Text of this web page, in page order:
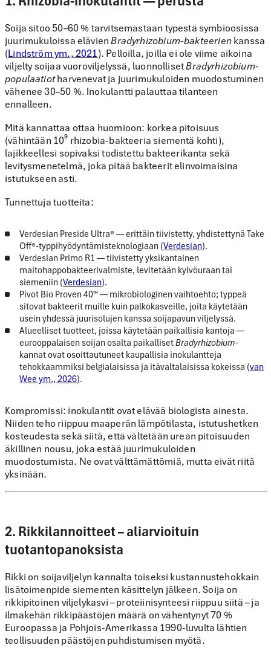
Soija sitoo 50–60 % tarvitsemastaan typestä symbioosissa
juurimukuloissa elävienBradyrhizobium-bakteerienkanssa
(Lindström ym., 2021). Pelloilla, joilla ei ole viime aikoina
viljelty soijaa vuoroviljelyssä, luonnollisetBradyrhizobium-
populaatiotharvenevat ja juurimukuloiden muodostuminen
vähenee 30–50 %. Inokulantti palauttaa tilanteen
ennalleen.
Mitä kannattaa ottaa huomioon: korkea pitoisuus
(vähintään 10⁹ rhizobia-bakteeria siementä kohti),
lajikkeellesi sopivaksi todistettu bakteerikanta sekä
levitysmenetelmä, joka pitää bakteerit elinvoimaisina
istutukseen asti.
Tunnettuja tuotteita:
Verdesian Preside Ultra® — erittäin tiivistetty, yhdistettynä Take
Off®-typpihyödyntämisteknologiaan (Verdesian).
Verdesian Primo R1 — tiivistetty yksikantainen
maitohappobakteerivalmiste, levitetään kylvöuraan tai
siemeniin (Verdesian).
Pivot Bio Proven 40™— mikrobiologinen vaihtoehto; typpeä
sitovat bakteerit muille kuin palkokasveille, joita käytetään
usein yhdessä juurisolujen kanssa soijapavun viljelyssä.
Alueelliset tuotteet, joissa käytetään paikallisia kantoja —
eurooppalaisen soijan osalta paikallisetBradyrhizobium-
kannat ovat osoittautuneet kaupallisia inokulantteja
tehokkaammiksi belgialaisissa ja itävaltalaisissa kokeissa (van
Wee ym., 2026).
Kompromissi: inokulantit ovat elävää biologista ainesta.
Niiden teho riippuu maaperän lämpötilasta, istutushetken
kosteudesta sekä siitä, että vältetään urean pitoisuuden
äkillinen nousu, joka estää juurimukuloiden
muodostumista. Ne ovat välttämättömiä, mutta eivät riitä
yksinään.
2. Rikkilannoitteet – aliarvioituin
tuotantopanoksista
Rikki on soijaviljelyn kannalta toiseksi kustannustehokkain
lisätoimenpide siementen käsittelyn jälkeen. Soija on
rikkipitoinen viljelykasvi – proteiinisynteesi riippuu siitä – ja
ilmakehän rikkipäästöjen määrä on vähentynyt 70 %
Euroopassa ja Pohjois-Amerikassa 1990-luvulta lähtien
teollisuuden päästöjen puhdistumisen myötä.